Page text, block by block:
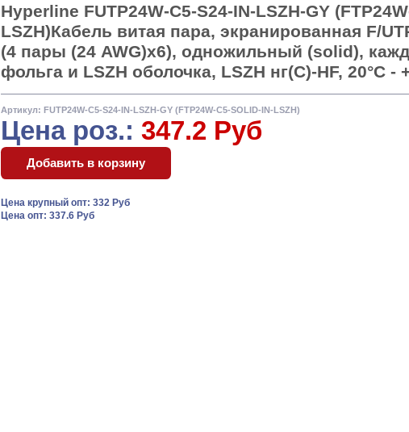
Hyperline FUTP24W-C5-S24-IN-LSZH-GY
LSZH)Кабель витая пара, экранированная F/
(4 пары (24 AWG)х6), одножильный (solid),
фольга и LSZH оболочка, LSZH нг(C)-HF, 20°C -
Артикул: FUTP24W-C5-S24-IN-LSZH-GY (FTP24W-C5-SOLID-IN-LSZH)
Цена роз.:347.2 Руб
Цена крупный опт: 332 Руб
Цена опт: 337.6 Руб